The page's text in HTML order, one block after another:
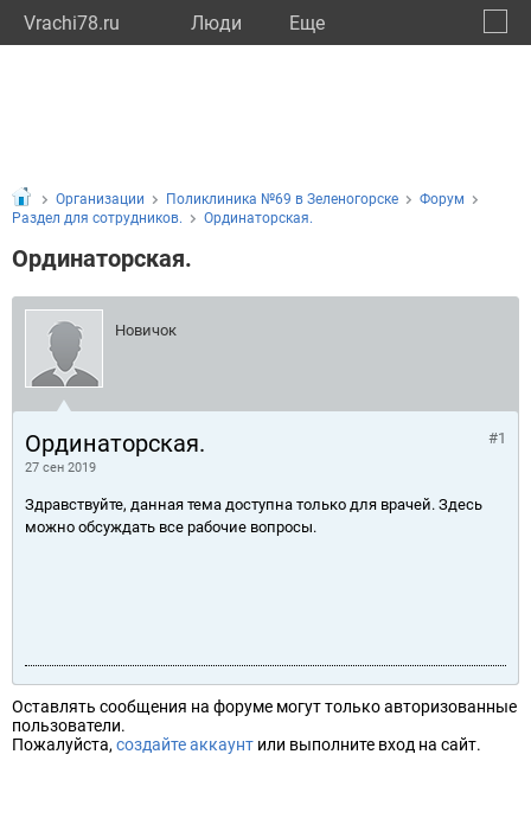
Vrachi78.ru Люди Eще
Организации Поликлиника №69 в Зеленогорске
Форум
Раздел для сотрудников.
Ординаторская.
Ординаторская.
Новичок
Ординаторская.
27 сен 2019
#1
Здравствуйте, данная тема доступна только для врачей. Здесь
можно обсуждать все рабочие вопросы.
Оставлять сообщения на форуме могут только авторизованные
пользователи.
Пожалуйста, создайте аккаунт или выполните вход на сайт.